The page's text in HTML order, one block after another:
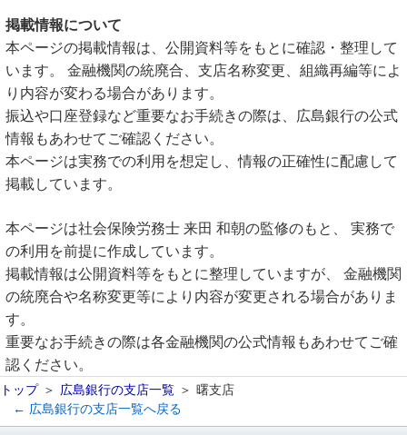
掲載情報について
本ページの掲載情報は、公開資料等をもとに確認・整理して
います。 金融機関の統廃合、支店名称変更、組織再編等によ
り内容が変わる場合があります。
振込や口座登録など重要なお手続きの際は、広島銀行の公式
情報もあわせてご確認ください。
本ページは実務での利用を想定し、情報の正確性に配慮して
掲載しています。
本ページは社会保険労務士 来田 和朝の監修のもと、 実務で
の利用を前提に作成しています。
掲載情報は公開資料等をもとに整理していますが、 金融機関
の統廃合や名称変更等により内容が変更される場合がありま
す。
重要なお手続きの際は各金融機関の公式情報もあわせてご確
認ください。
トップ 広島銀行の支店一覧
曙支店
← 広島銀行の支店一覧へ戻る